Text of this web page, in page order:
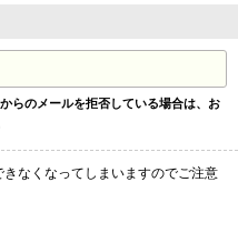
らのメールを拒否している場合は、お
なくなってしまいますのでご注意